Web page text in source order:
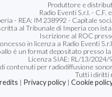
Produttore e
Radio Eventi S.r.l. - C.F.
- REA: IM 238992 - Capitale
al Tribunale di Imperia con
Iscrizione al ROC
in licenza a Radio Eventi
è un format depositato presso
Licenza SIAE: RL/13/
contenuti per radiodiffusione
Tutti i diritti
| Privacy policy | Cookie